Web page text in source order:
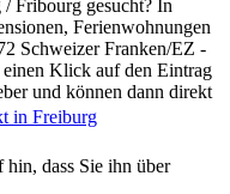
Fribourg gesucht? In
Ferienwohnungen
Schweizer Franken/EZ -
Klick auf den Eintrag
und können dann direkt
in Freiburg
hin, dass Sie ihn über